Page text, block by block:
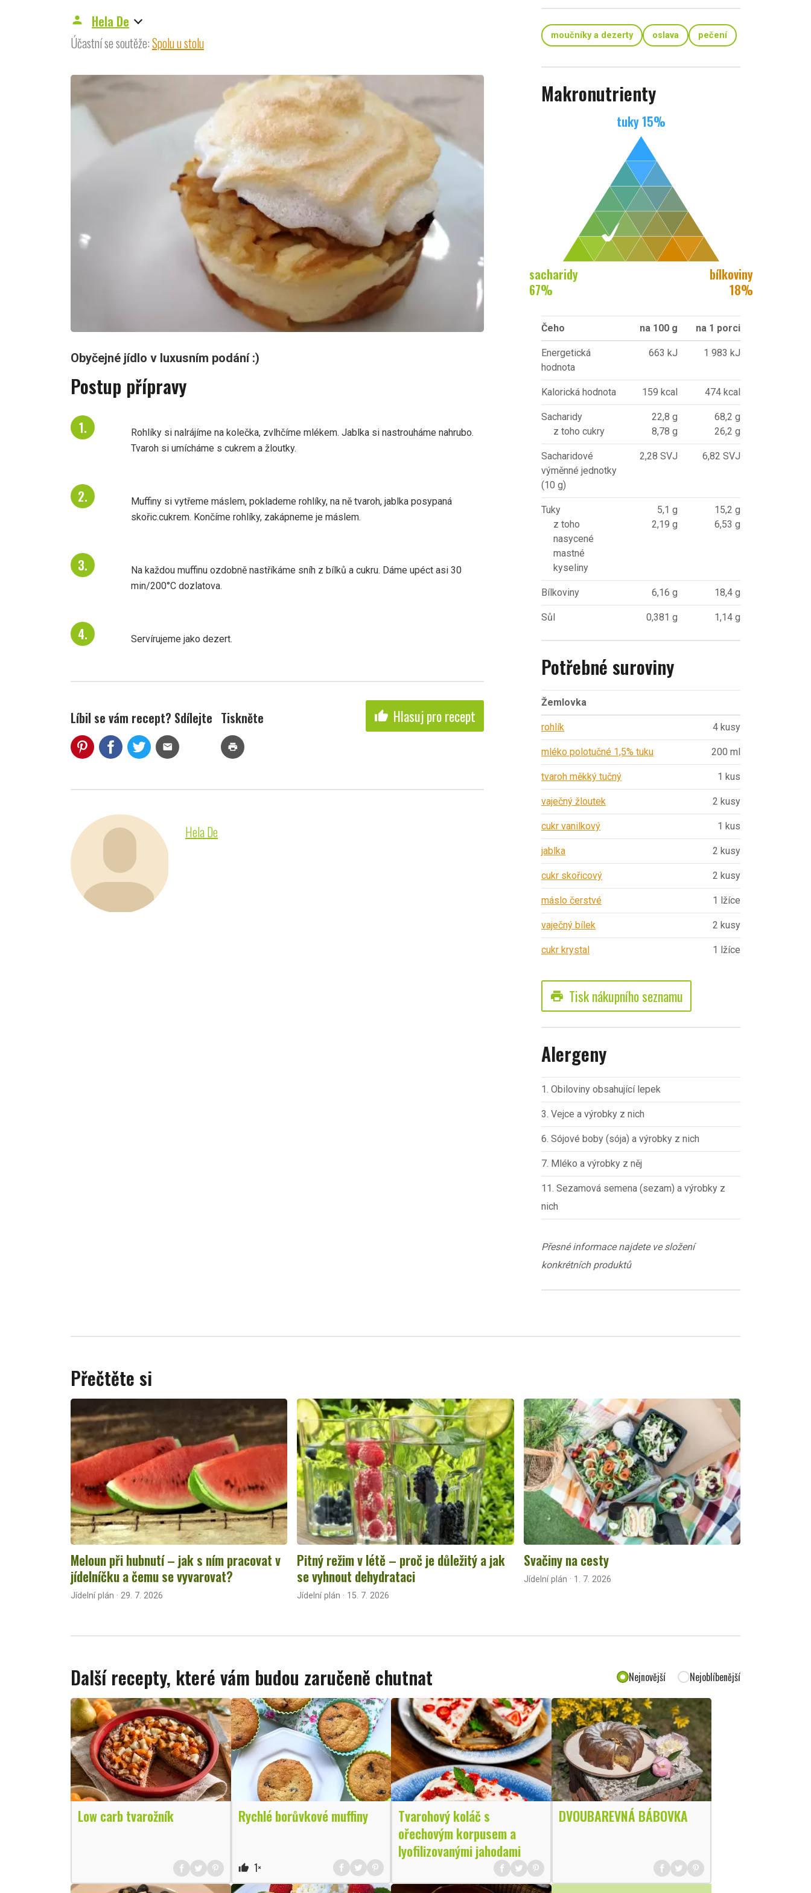
person
Hela De
Účastní se soutěže:Spolu u stolu
Obyčejné jídlo v luxusním podání :)
Postup přípravy
Rohlíky si nalrájíme na kolečka, zvlhčíme mlékem. Jablka si nastrouháme nahrubo.
Tvaroh si umícháme s cukrem a žloutky.
Muffiny si vytřeme máslem, poklademe rohlíky, na ně tvaroh, jablka posypaná
skořic.cukrem. Končíme rohlíky, zakápneme je máslem.
Na každou muffinu ozdobně nastříkáme sníh z bílků a cukru. Dáme upéct asi 30
min/200°C dozlatova.
Servírujeme jako dezert.
Líbil se vám recept? Sdílejte
mail
Tiskněte
print
thumb_up Hlasuj pro recept
Hela De
moučníky a dezerty oslava pečení
Makronutrienty
tuky15%
sacharidy
67%
bílkoviny
18%
Čeho na 100 g na 1 porci
Energetická
hodnota
663 kJ 1 983 kJ
Kalorická hodnota 159 kcal 474 kcal
Sacharidy
z toho cukry
22,8 g
8,78 g
68,2 g
26,2 g
Sacharidové
výměnné jednotky
(10 g)
2,28 SVJ 6,82 SVJ
Tuky
z toho
nasycené
mastné
kyseliny
5,1 g
2,19 g
15,2 g
6,53 g
Bílkoviny 6,16 g 18,4 g
Sůl 0,381 g 1,14 g
Potřebné suroviny
Žemlovka
rohlík 4 kusy
mléko polotučné 1,5% tuku 200 ml
tvaroh měkký tučný 1 kus
vaječný žloutek 2 kusy
cukr vanilkový 1 kus
jablka 2 kusy
cukr skořicový 2 kusy
máslo čerstvé 1 lžíce
vaječný bílek 2 kusy
cukr krystal 1 lžíce
print Tisk nákupního seznamu
Alergeny
1. Obiloviny obsahující lepek
3. Vejce a výrobky z nich
6. Sójové boby (sója) a výrobky z nich
7. Mléko a výrobky z něj
11. Sezamová semena (sezam) a výrobky z
nich
Přesné informace najdete ve složení
konkrétních produktů
Přečtěte si
Meloun při hubnutí – jak s ním pracovat v
jídelníčku a čemu se vyvarovat?
Jídelní plán · 29. 7. 2026
Pitný režim v létě – proč je důležitý a jak
se vyhnout dehydrataci
Jídelní plán · 15. 7. 2026
Svačiny na cesty
Jídelní plán · 1. 7. 2026
Další recepty, které vám budou zaručeně chutnat Nejnovější Nejoblíbenější
Low carb tvarožník Rychlé borůvkové muffiny
thumb_up 1×
Tvarohový koláč s
ořechovým korpusem a
lyofilizovanými jahodami
DVOUBAREVNÁ BÁBOVKA